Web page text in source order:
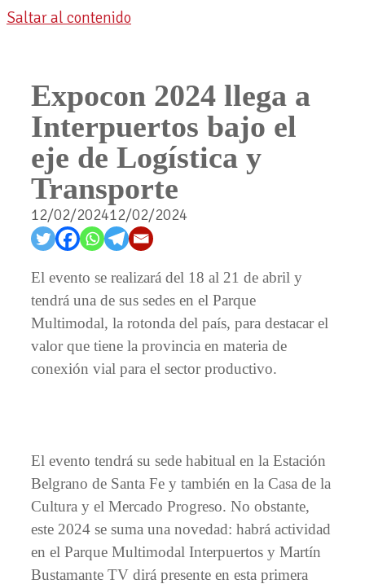
Saltar al contenido
Expocon 2024 llega a
Interpuertos bajo el
eje de Logística y
Transporte
12/02/202412/02/2024
El evento se realizará del 18 al 21 de abril y
tendrá una de sus sedes en el Parque
Multimodal, la rotonda del país, para destacar el
valor que tiene la provincia en materia de
conexión vial para el sector productivo.
El evento tendrá su sede habitual en la Estación
Belgrano de Santa Fe y también en la Casa de la
Cultura y el Mercado Progreso. No obstante,
este 2024 se suma una novedad: habrá actividad
en el Parque Multimodal Interpuertos y Martín
Bustamante TV dirá presente en esta primera